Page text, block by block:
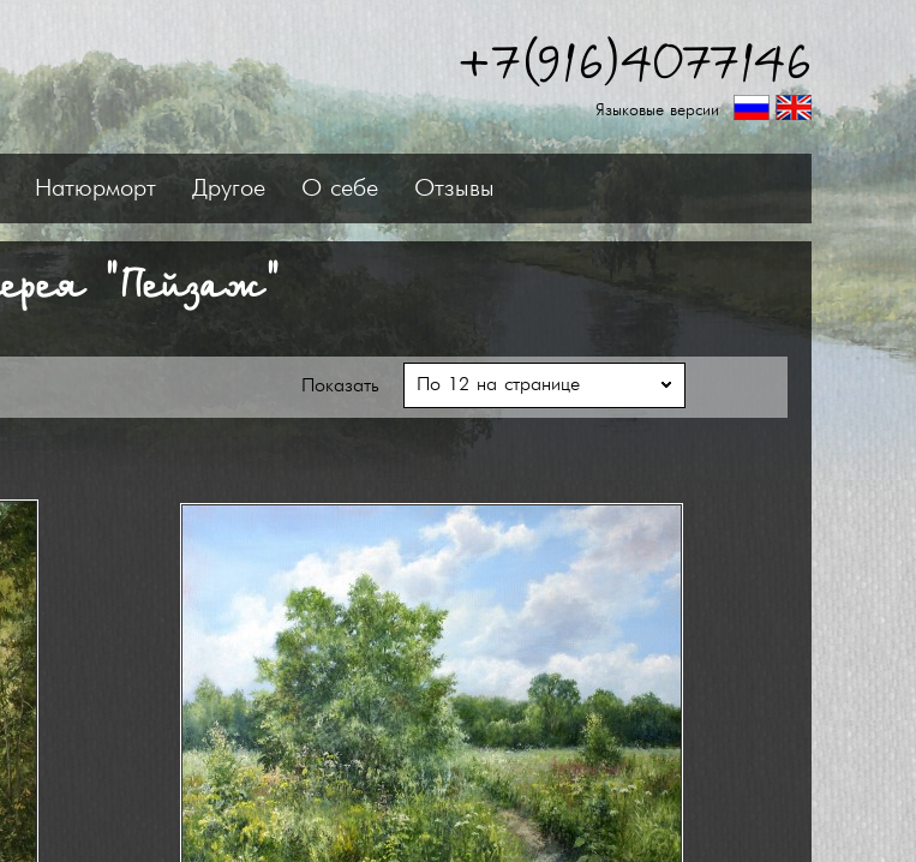
+7(916)4077146
Языковые версии
Натюрморт Другое О себе Отзывы
"Пейзаж"
Показать